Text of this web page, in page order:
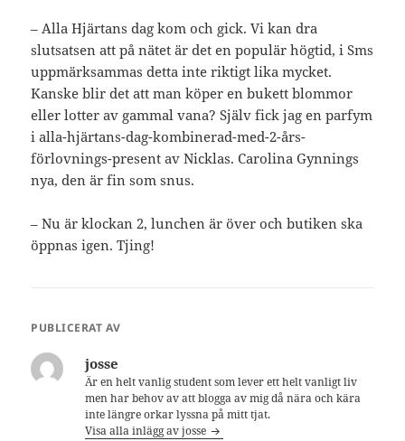
– Alla Hjärtans dag kom och gick. Vi kan dra
slutsatsen att på nätet är det en populär högtid, i Sms
uppmärksammas detta inte riktigt lika mycket.
Kanske blir det att man köper en bukett blommor
eller lotter av gammal vana? Själv fick jag en parfym
i alla-hjärtans-dag-kombinerad-med-2-års-
förlovnings-present av Nicklas. Carolina Gynnings
nya, den är fin som snus.
– Nu är klockan 2, lunchen är över och butiken ska
öppnas igen. Tjing!
PUBLICERAT AV
josse
Är en helt vanlig student som lever ett helt vanligt liv
men har behov av att blogga av mig då nära och kära
inte längre orkar lyssna på mitt tjat.
Visa alla inlägg av josse